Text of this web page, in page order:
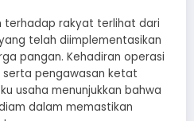
terhadap rakyat terlihat dari
telah diimplementasikan
pangan. Kehadiran operasi
pengawasan ketat
usaha menunjukkan bahwa
dalam memastikan